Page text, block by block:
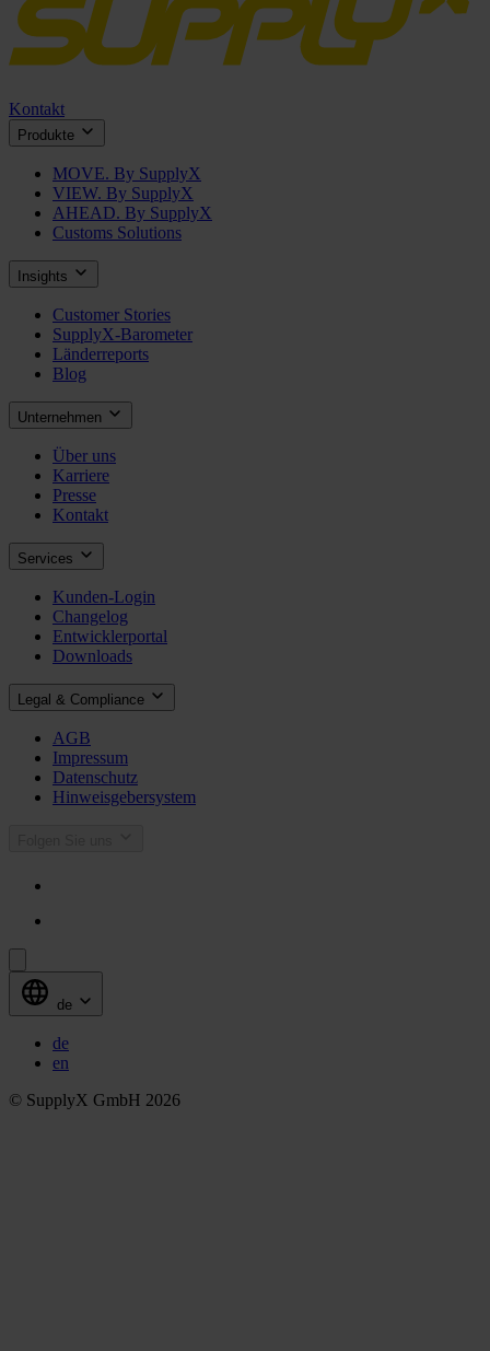
Kontakt
Produkte
MOVE. By SupplyX
VIEW. By SupplyX
AHEAD. By SupplyX
Customs Solutions
Insights
Customer Stories
SupplyX-Barometer
Länderreports
Blog
Unternehmen
Über uns
Karriere
Presse
Kontakt
Services
Kunden-Login
Changelog
Entwicklerportal
Downloads
Legal & Compliance
AGB
Impressum
Datenschutz
Hinweisgebersystem
de
de
en
© SupplyX GmbH 2026